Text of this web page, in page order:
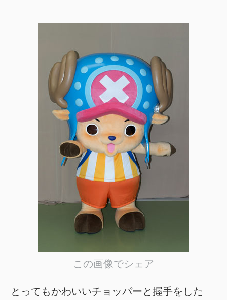
この画像でシェア
とってもかわいいチョッパーと握手をした